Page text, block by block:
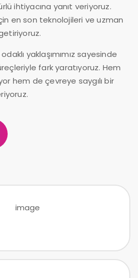
ihtiyacına yanıt veriyoruz.
en son teknolojileri ve uzman
yaklaşımımız sayesinde
fark yaratıyoruz. Hem
hem de çevreye saygılı bir